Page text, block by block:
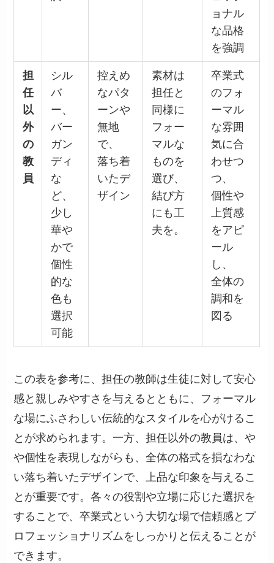
ョナル
な品格
を強調
担
任
以
外
の
教
員
シル
バ
ー、
バー
ガン
ディ
な
ど、
少し
華や
かで
個性
的な
色も
選択
可能
控えめ
なパタ
ーンや
無地
で、
落ち着
いたデ
ザイン
素材は
担任と
同様に
フォー
マルな
ものを
選び、
結び方
にも工
夫を。
卒業式
のフォ
ーマル
な雰囲
気に合
わせつ
つ、
個性や
上質感
をアピ
ール
し、
全体の
調和を
図る
この表を参考に、担任の教師は生徒に対して安心
感と親しみやすさを与えるとともに、フォーマル
な場にふさわしい伝統的なスタイルを心がけるこ
とが求められます。一方、担任以外の教員は、や
や個性を表現しながらも、全体の格式を損なわな
い落ち着いたデザインで、上品な印象を与えるこ
とが重要です。各々の役割や立場に応じた選択を
することで、卒業式という大切な場で信頼感とプ
ロフェッショナリズムをしっかりと伝えることが
できます。